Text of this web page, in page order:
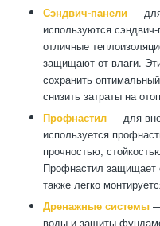
Сэндвич-панели —
используются
отличные
защищают от влаги.
сохранить
снизить затраты на
Профнастил— для
используется
прочностью,
Профнастил защищает
также легко
Дренажные системы—
воды и защиты